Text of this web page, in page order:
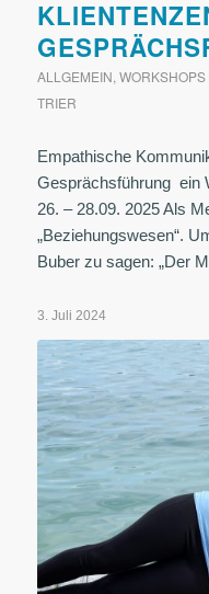
ALLGEMEIN,
TRIER
Empathische
Gesprächsführung ein
26. – 28.09. 2025 Als
„Beziehungswesen“.
Buber zu sagen: „Der
3. Juli 2024